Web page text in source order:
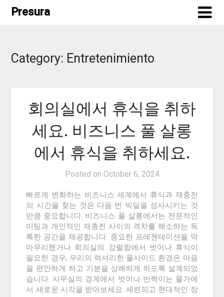
SkipPresura
Category: Entretenimiento
회의실에서 휴식을 취하
세요. 비즈니스 풀 살롱
에서 휴식을 취하세요.
Posted on October 6, 2024
빠르게 변화하는 비즈니스 세계에서 휴식과 재충전
의 시간을 찾는 것은 다음 번 빅딜을 성사시키는 것
만큼 중요합니다. 비즈니스 풀 살롱에서는 전문적인
미팅과 개인적인 재충전 사이의 격차를 해소하는 독
특한 공간을 제공합니다. 중요한 프레젠테이션을 막
마무리했거나 회의실의 강렬함에서 벗어나 휴식이
필요한 경우, 우리의 럭셔리한 풀사이드 환경은 마음
을 편안하게 하고 기분을 상쾌하게 하도록 설계되었
습니다. 사무실의 경계에서 벗어나 반짝이는 물가에
서 새로운 시각을 받아보세요. 세련되고 현대적인 장